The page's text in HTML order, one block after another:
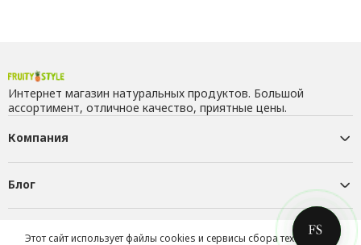
Интернет магазин натуральных продуктов. Большой
ассортимент, отличное качество, приятные цены.
Компания
Блог
Контакты
Этот сайт использует файлы cookies и сервисы сбора технических